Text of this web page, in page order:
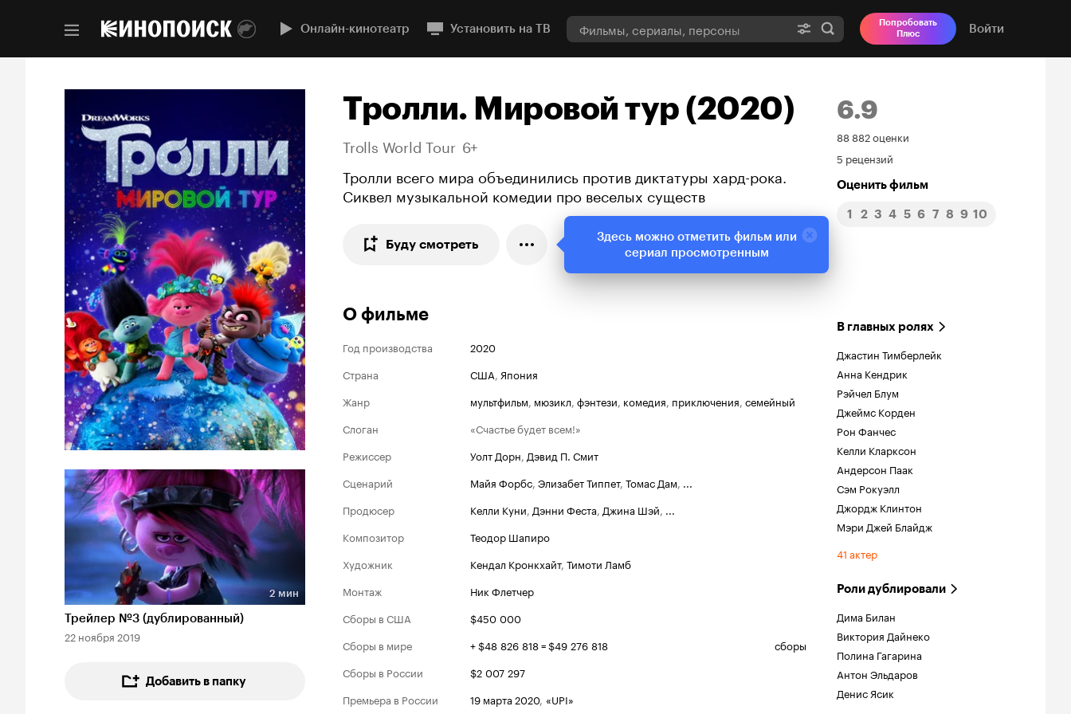
Онлайн-кинотеатр Установить на ТВ
Попробовать
Плюс
Войти
Длительность 2 мин
2 мин
Трейлер №3 (дублированный)
22 ноября 2019
Добавить в папку
Тролли. Мировой тур (2020)
Trolls World Tour 6+
Тролли всего мира объединились против диктатуры хард-рока.
Сиквел музыкальной комедии про веселых существ
Буду смотреть
6.9
Рейтинг
Кинопоиска
6.9
88 882 оценки
5 рецензий
Оценить фильм
1 2 3 4 5 6 7 8 9 10
О фильме
Год производства
2020
Страна
США, Япония
Жанр
мультфильм, мюзикл, фэнтези, комедия, приключения, семейный
Слоган
«Счастье будет всем!»
Режиссер
Уолт Дорн, Дэвид П. Смит
Сценарий
Майя Форбс, Элизабет Типпет, Томас Дам, ...
Продюсер
Келли Куни, Дэнни Феста, Джина Шэй, ...
Композитор
Теодор Шапиро
Художник
Кендал Кронкхайт, Тимоти Ламб
Монтаж
Ник Флетчер
Сборы в США
$450 000
Сборы в мире
+ $48 826 818 = $49 276 818
сборы
Сборы в России
$2 007 297
Премьера в России
19 марта 2020, «UPI»
В главных ролях
Джастин Тимберлейк
Анна Кендрик
Рэйчел Блум
Джеймс Корден
Рон Фанчес
Келли Кларксон
Андерсон Паак
Сэм Рокуэлл
Джордж Клинтон
Мэри Джей Блайдж
41 актер
Роли дублировали
Дима Билан
Виктория Дайнеко
Полина Гагарина
Антон Эльдаров
Денис Ясик
Здесь можно отметить фильм или
сериал просмотренным